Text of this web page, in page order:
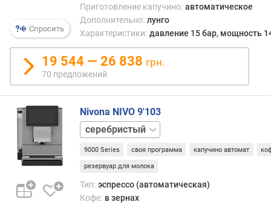
м
к
н
т
й
н
е
р
д
л
Спросить
Приготовление капучино: автоматическое
Дополнительно: лунго
Характеристики: давление 15 бар, мощность
19 544 — 26 838 грн.
70 предложений
Nivona NIVO 9'103
черный
9000 Series своя программа капучино автомат
резервуар для молока
Тип: эспрессо (автоматическая)
Кофе: в зернах